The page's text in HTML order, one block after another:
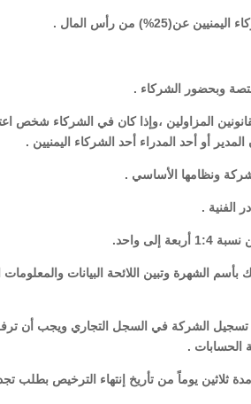
المزاولين ،وإذا كان في الشركاء شخص
أو أحد المدراء أحد الشركاء اليمنيين .
الشهرة وتبين اللائحة البيانات والمعلومات
بعد تسجيل الشركة في السجل التجاري ويجب أن
الحسابات .
ثلاثين يوماً من تأريخ إنتهاء الترخيص بطلب